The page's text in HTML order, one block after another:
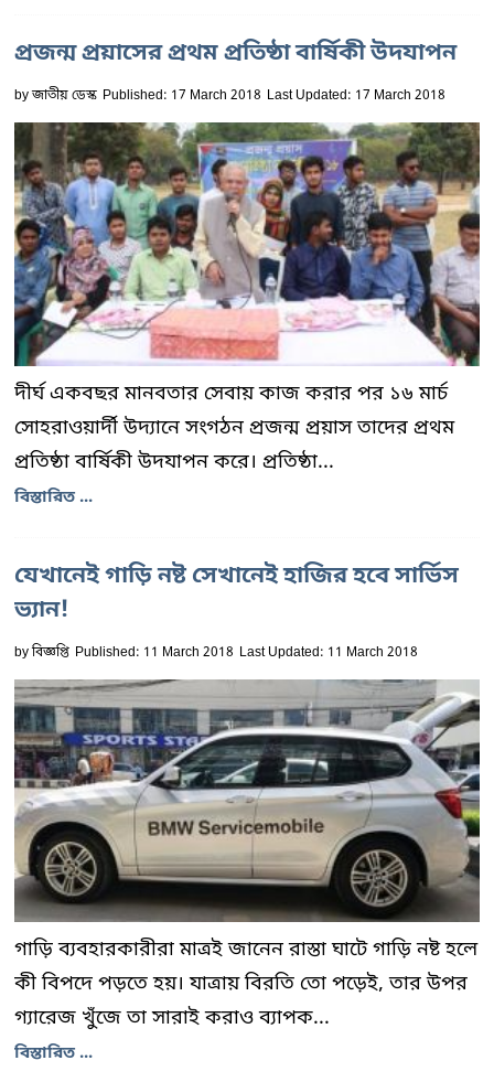
প্রজন্ম প্রয়াসের প্রথম প্রতিষ্ঠা বার্ষিকী উদযাপন
byজাতীয় ডেস্ক Published: 17 March 2018 Last Updated: 17 March 2018
দীর্ঘ একবছর মানবতার সেবায় কাজ করার পর ১৬ মার্চ
সোহরাওয়ার্দী উদ্যানে সংগঠন প্রজন্ম প্রয়াস তাদের প্রথম
প্রতিষ্ঠা বার্ষিকী উদযাপন করে। প্রতিষ্ঠা...
বিস্তারিত ...
যেখানেই গাড়ি নষ্ট সেখানেই হাজির হবে সার্ভিস
ভ্যান!
byবিজ্ঞপ্তি Published: 11 March 2018 Last Updated: 11 March 2018
গাড়ি ব্যবহারকারীরা মাত্রই জানেন রাস্তা ঘাটে গাড়ি নষ্ট হলে
কী বিপদে পড়তে হয়। যাত্রায় বিরতি তো পড়েই, তার উপর
গ্যারেজ খুঁজে তা সারাই করাও ব্যাপক...
বিস্তারিত ...